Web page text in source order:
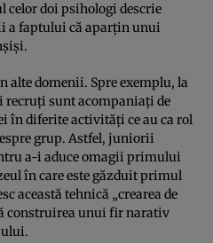
celor doi psihologi descrie
a faptului că aparţin unui
alte domenii. Spre exemplu, la
recruţi sunt acompaniaţi de
în diferite activităţi ce au ca rol
grup. Astfel, juniorii
a-i aduce omagii primului
în care este găzduit primul
această tehnică „crearea de
construirea unui fir narativ